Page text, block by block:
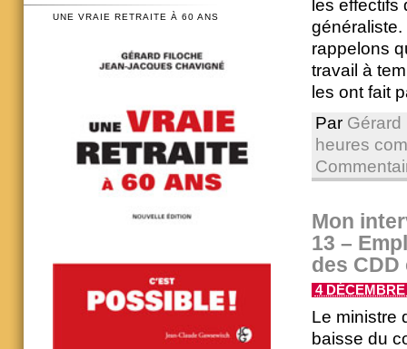
les effectifs
généraliste.
rappelons
travail à
les ont fait
Par Gérard
heures
Mon
13 –
des
4
Le ministre
baisse du
UNE VRAIE RETRAITE À 60 ANS